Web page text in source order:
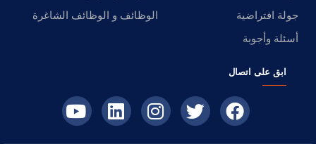
جولة افتراضية
الوظائف و الوظائف الشاغرة
أسئلة وأجوبة
ابق على اتصال